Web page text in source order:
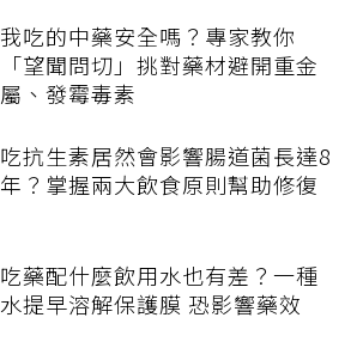
我吃的中藥安全嗎？專家教你
「望聞問切」挑對藥材避開重金
屬、發霉毒素
吃抗生素居然會影響腸道菌長達8
年？掌握兩大飲食原則幫助修復
吃藥配什麼飲用水也有差？一種
水提早溶解保護膜 恐影響藥效